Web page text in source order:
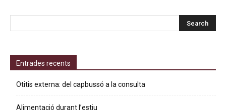
Entrades recents
Otitis externa: del capbussó a la consulta
Alimentació durant l’estiu